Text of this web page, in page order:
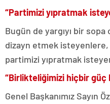
“Partimizi yıpratmak
Bugün de yargıyı bir
dizayn etmek
partimizi yıpratmak
“Birlikteliğimizi hiçbir güç
Genel Başkanımız Sayın